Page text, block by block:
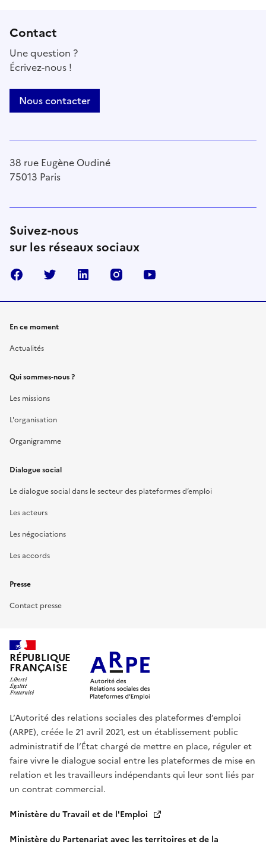
Contact
Une question ?
Écrivez-nous !
Nous contacter
38 rue Eugène Oudiné
75013 Paris
Suivez-nous
sur les réseaux sociaux
FacebookTwitter Linkedin Instagram
En ce moment
Actualités
Qui sommes-nous ?
Les missions
L'organisation
Organigramme
Dialogue social
Le dialogue social dans le secteur des plateformes d’emploi
Les acteurs
Les négociations
Les accords
Presse
Contact presse
RÉPUBLIQUE
FRANÇAISE
L’Autorité des relations sociales des plateformes d’emploi
(ARPE), créée le 21 avril 2021, est un établissement public
administratif de l’État chargé de mettre en place, réguler et
faire vivre le dialogue social entre les plateformes de mise en
relation et les travailleurs indépendants qui leur sont liés par
un contrat commercial.
Ministère du Travail et de l'Emploi
Ministère du Partenariat avec les territoires et de la